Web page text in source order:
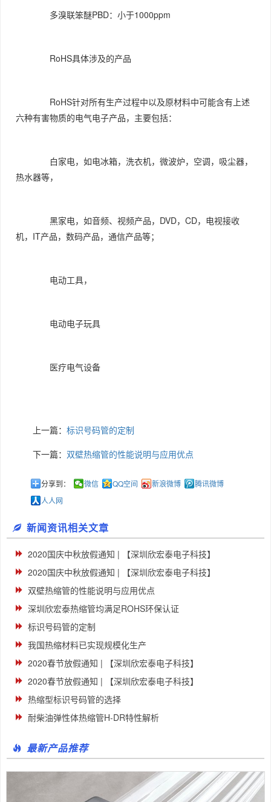
多溴联笨醚PBD：小于1000ppm
RoHS具体涉及的产品
RoHS针对所有生产过程中以及原材料中可能含有上述
六种有害物质的电气电子产品，主要包括：
白家电，如电冰箱，洗衣机，微波炉，空调，吸尘器，
热水器等，
黑家电，如音频、视频产品，DVD，CD，电视接收
机，IT产品，数码产品，通信产品等；
电动工具，
电动电子玩具
医疗电气设备
上一篇： 标识号码管的定制
下一篇： 双壁热缩管的性能说明与应用优点
分享到： 微信 QQ空间 新浪微博
腾讯微博
人人网
新闻资讯相关文章
2020国庆中秋放假通知 | 【深圳欣宏泰电子科技】
2020国庆中秋放假通知 | 【深圳欣宏泰电子科技】
双壁热缩管的性能说明与应用优点
深圳欣宏泰热缩管均满足ROHS环保认证
标识号码管的定制
我国热缩材料已实现规模化生产
2020春节放假通知 | 【深圳欣宏泰电子科技】
2020春节放假通知 | 【深圳欣宏泰电子科技】
热缩型标识号码管的选择
耐柴油弹性体热缩管H-DR特性解析
最新产品推荐